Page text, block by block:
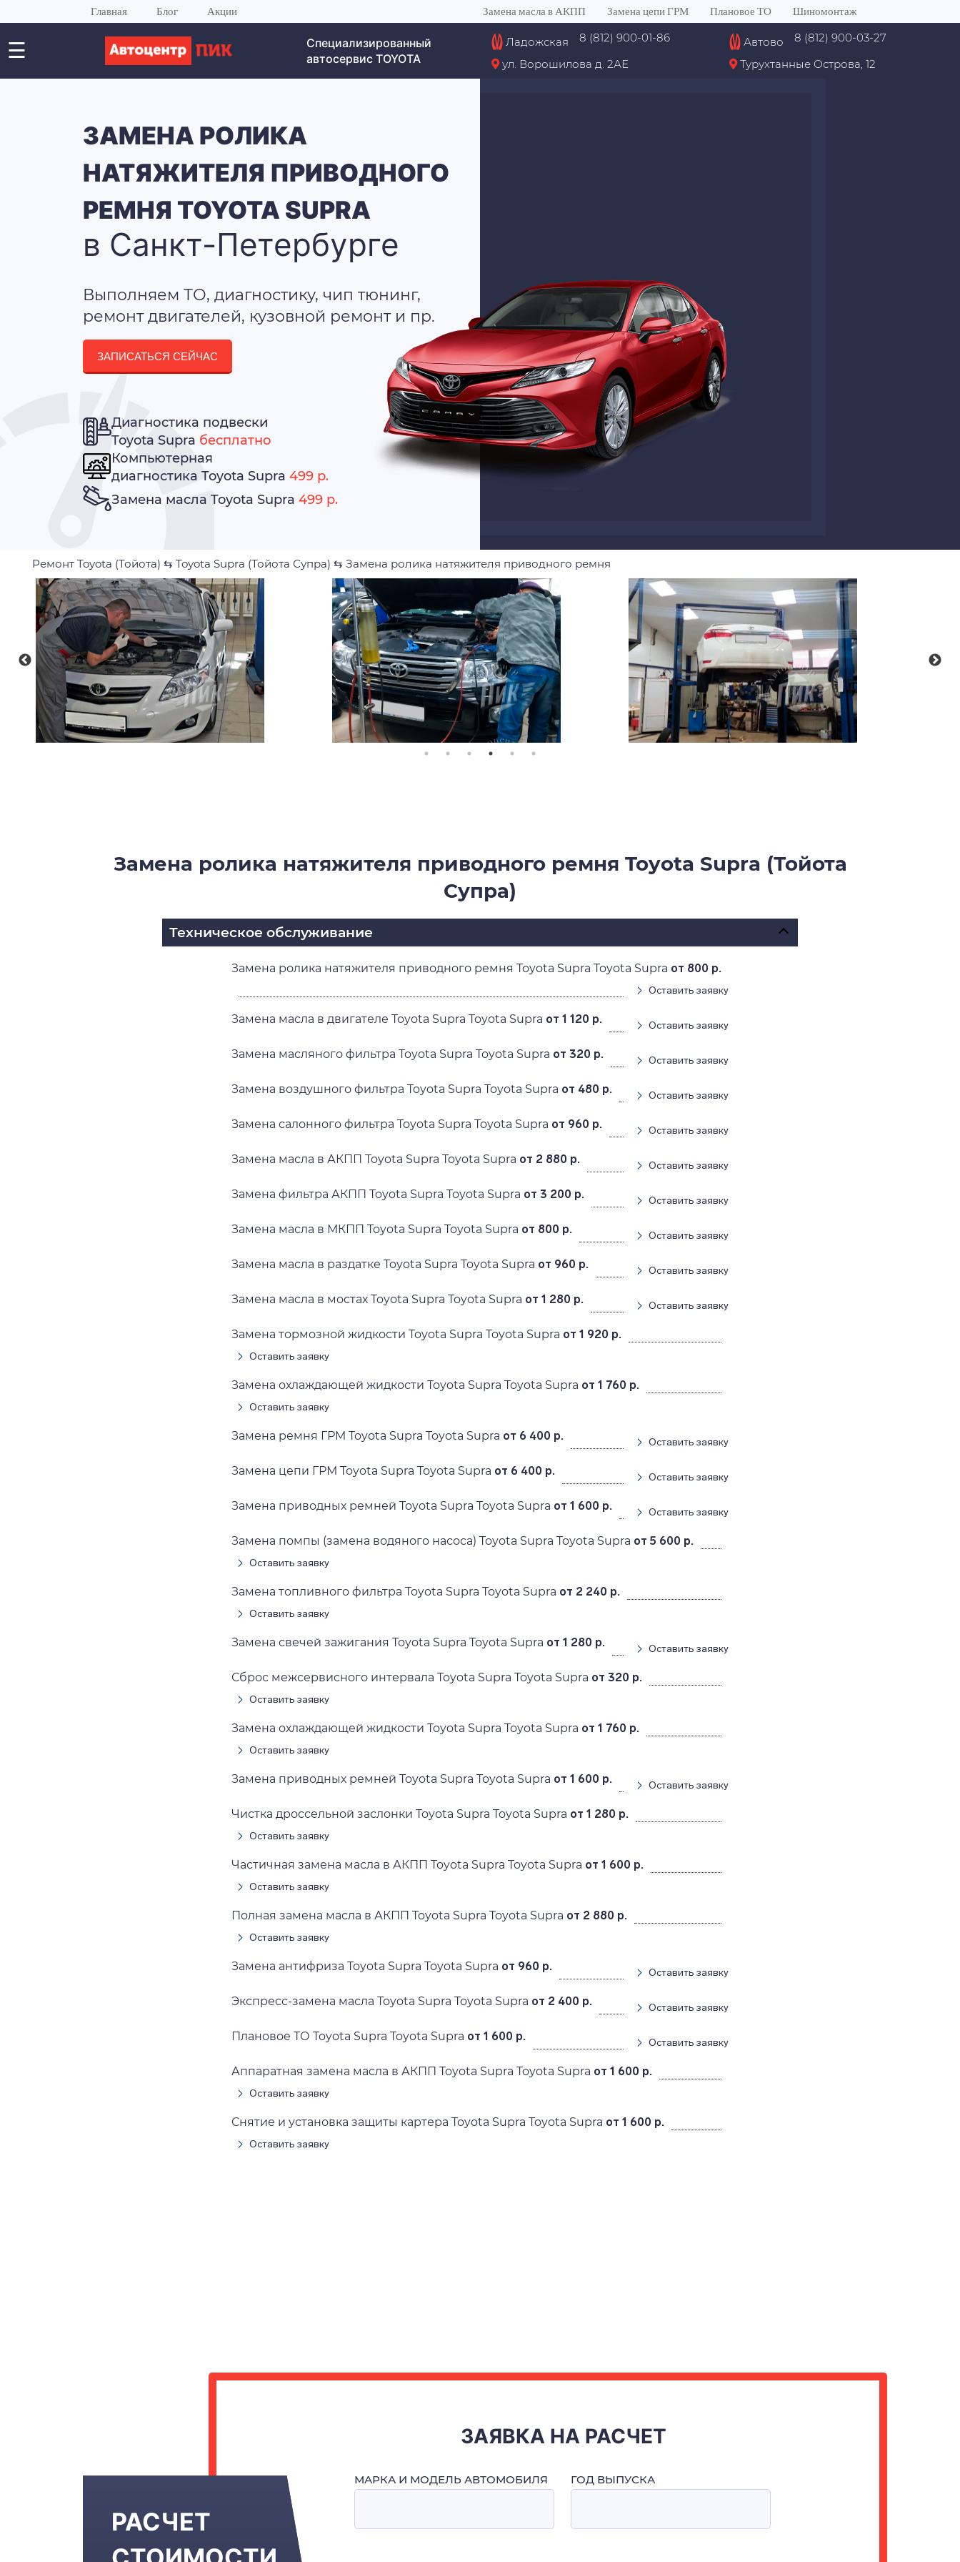
Главная Блог Акции Замена масла в АКПП Замена цепи ГРМ Плановое ТО Шиномонтаж
☰
Специализированный
автосервис TOYOTA
Ладожская
8 (812) 900-01-86
ул. Ворошилова д. 2АЕ
Автово
8 (812) 900-03-27
Турухтанные Острова, 12
ЗАМЕНА РОЛИКА
НАТЯЖИТЕЛЯ ПРИВОДНОГО
РЕМНЯ TOYOTA SUPRA
в Санкт-Петербурге
Выполняем ТО, диагностику, чип тюнинг,
ремонт двигателей, кузовной ремонт и пр.
ЗАПИСАТЬСЯ СЕЙЧАС
Диагностика подвески
Toyota Supra бесплатно
Компьютерная
диагностика Toyota Supra 499 р.
Замена масла Toyota Supra 499 р.
Ремонт Toyota (Тойота) ⇆ Toyota Supra (Тойота Супра) ⇆ Замена ролика натяжителя приводного ремня
Замена ролика натяжителя приводного ремня Toyota Supra (Тойота
Супра)
Техническое обслуживание
Замена ролика натяжителя приводного ремня Toyota Supra Toyota Supra от 800 р.
Оставить заявку
Замена масла в двигателе Toyota Supra Toyota Supra от 1 120 р. Оставить заявку
Замена масляного фильтра Toyota Supra Toyota Supra от 320 р. Оставить заявку
Замена воздушного фильтра Toyota Supra Toyota Supra от 480 р. Оставить заявку
Замена салонного фильтра Toyota Supra Toyota Supra от 960 р. Оставить заявку
Замена масла в АКПП Toyota Supra Toyota Supra от 2 880 р. Оставить заявку
Замена фильтра АКПП Toyota Supra Toyota Supra от 3 200 р. Оставить заявку
Замена масла в МКПП Toyota Supra Toyota Supra от 800 р. Оставить заявку
Замена масла в раздатке Toyota Supra Toyota Supra от 960 р. Оставить заявку
Замена масла в мостах Toyota Supra Toyota Supra от 1 280 р. Оставить заявку
Замена тормозной жидкости Toyota Supra Toyota Supra от 1 920 р.
Оставить заявку
Замена охлаждающей жидкости Toyota Supra Toyota Supra от 1 760 р.
Оставить заявку
Замена ремня ГРМ Toyota Supra Toyota Supra от 6 400 р. Оставить заявку
Замена цепи ГРМ Toyota Supra Toyota Supra от 6 400 р. Оставить заявку
Замена приводных ремней Toyota Supra Toyota Supra от 1 600 р. Оставить заявку
Замена помпы (замена водяного насоса) Toyota Supra Toyota Supra от 5 600 р.
Оставить заявку
Замена топливного фильтра Toyota Supra Toyota Supra от 2 240 р.
Оставить заявку
Замена свечей зажигания Toyota Supra Toyota Supra от 1 280 р. Оставить заявку
Сброс межсервисного интервала Toyota Supra Toyota Supra от 320 р.
Оставить заявку
Замена охлаждающей жидкости Toyota Supra Toyota Supra от 1 760 р.
Оставить заявку
Замена приводных ремней Toyota Supra Toyota Supra от 1 600 р. Оставить заявку
Чистка дроссельной заслонки Toyota Supra Toyota Supra от 1 280 р.
Оставить заявку
Частичная замена масла в АКПП Toyota Supra Toyota Supra от 1 600 р.
Оставить заявку
Полная замена масла в АКПП Toyota Supra Toyota Supra от 2 880 р.
Оставить заявку
Замена антифриза Toyota Supra Toyota Supra от 960 р. Оставить заявку
Экспресс-замена масла Toyota Supra Toyota Supra от 2 400 р. Оставить заявку
Плановое ТО Toyota Supra Toyota Supra от 1 600 р. Оставить заявку
Аппаратная замена масла в АКПП Toyota Supra Toyota Supra от 1 600 р.
Оставить заявку
Снятие и установка защиты картера Toyota Supra Toyota Supra от 1 600 р.
Оставить заявку
РАСЧЕТ
ЗАЯВКА НА РАСЧЕТ
МАРКА И МОДЕЛЬ АВТОМОБИЛЯ ГОД ВЫПУСКА